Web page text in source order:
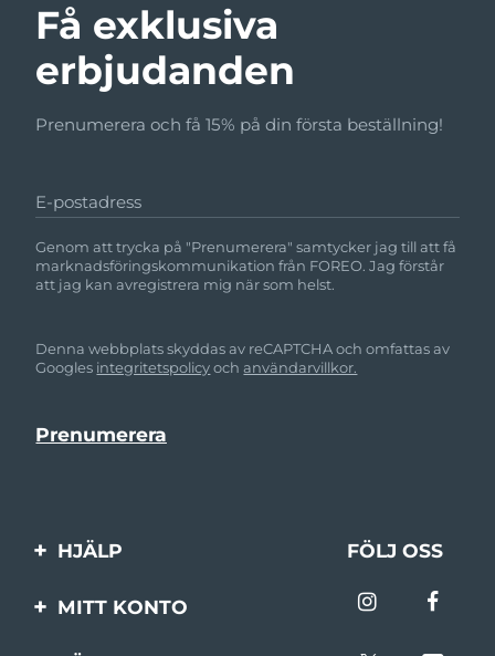
Få exklusiva
erbjudanden
Prenumerera och få 15% på din första beställning!
E-postadress
Genom att trycka på "Prenumerera" samtycker jag till att få
marknadsföringskommunikation från FOREO. Jag förstår
att jag kan avregistrera mig när som helst.
Denna webbplats skyddas av reCAPTCHA och omfattas av
Googles integritetspolicyochanvändarvillkor.
HJÄLP
Kontakta oss
FÖLJ OSS
MITT KONTO
Produktregistrering